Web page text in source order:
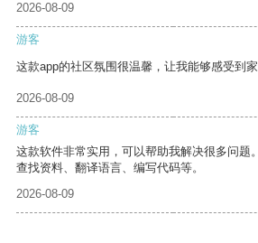
2026-08-09
游客
这款app的社区氛围很温馨，让我能够感受到家
2026-08-09
游客
这款软件非常实用，可以帮助我解决很多问题
查找资料、翻译语言、编写代码等。
2026-08-09